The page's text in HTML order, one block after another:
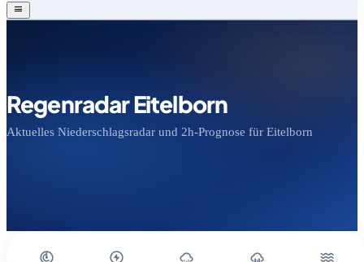
Regenradar Eitelborn
Aktuelles Niederschlagsradar und 2h-Prognose für Eitelborn